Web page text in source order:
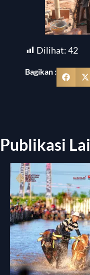
Dilihat:42
Bagikan :
Publikasi